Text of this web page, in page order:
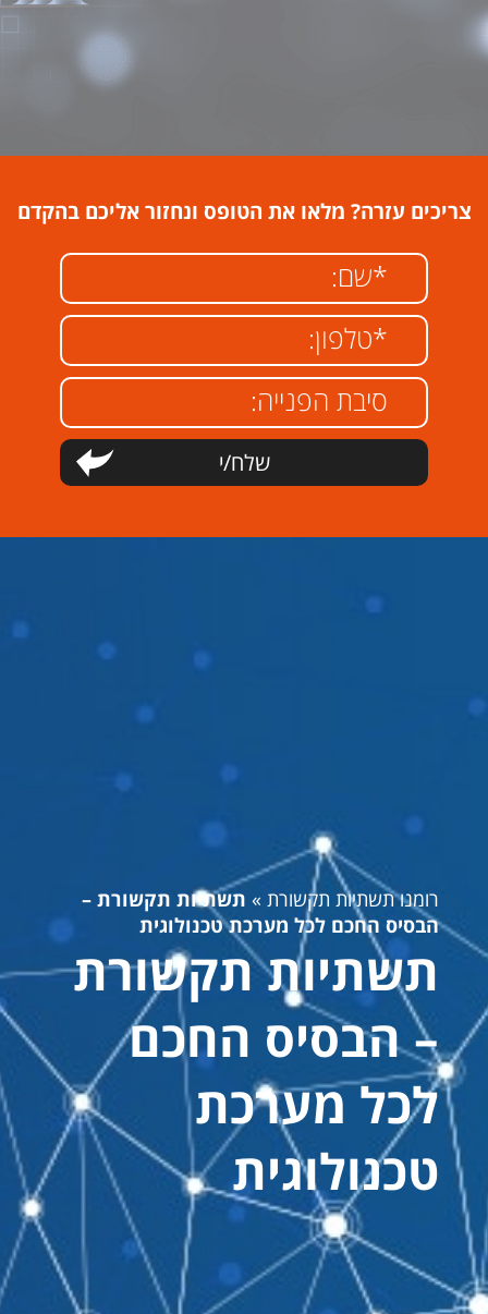
צריכים עזרה? מלאו את הטופס ונחזור אליכם בהקדם
רומנו תשתיות תקשורת» תשתיות תקשורת –
הבסיס החכם לכל מערכת טכנולוגית
תשתיות תקשורת
– הבסיס החכם
לכל מערכת
טכנולוגית